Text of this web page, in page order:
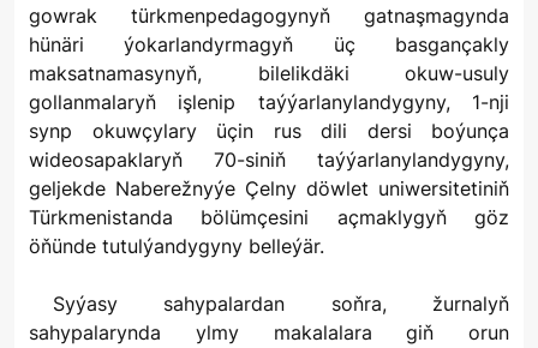
gowrak türkmenpedagogynyň gatnaşmagynda
hünäri ýokarlandyrmagyň üç basgançakly
maksatnamasynyň, bilelikdäki okuw-usuly
gollanmalaryň işlenip taýýarlanylandygyny, 1-nji
synp okuwçylary üçin rus dili dersi boýunça
wideosapaklaryň 70-siniň taýýarlanylandygyny,
geljekde Naberežnyýe Çelny döwlet uniwersitetiniň
Türkmenistanda bölümçesini açmaklygyň göz
öňünde tutulýandygyny belleýär.
Syýasy sahypalardan soňra, žurnalyň
sahypalarynda ylmy makalalara giň orun